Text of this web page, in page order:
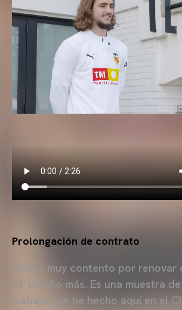
Prolongación de contrato
“Estoy muy contento por renovar
CF un año más. Es una muestra
trabajo que he hecho aquí en el